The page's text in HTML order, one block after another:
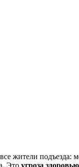
жители подъезда:
Это угроза